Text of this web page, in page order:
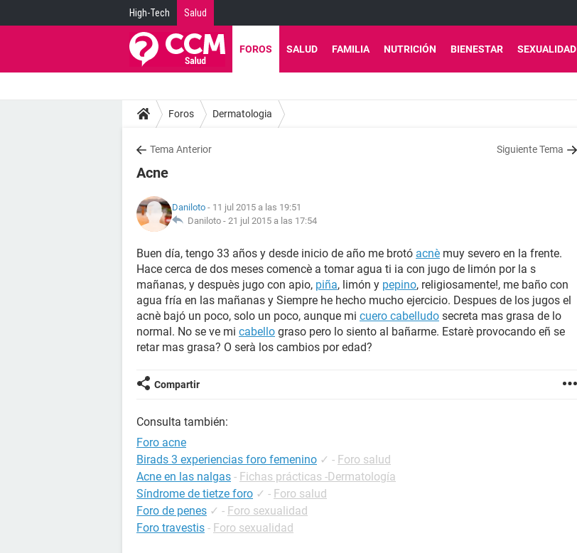
High-Tech Salud
FOROS SALUD FAMILIA NUTRICIÓN BIENESTAR SEXUALIDAD
Foros Dermatologia
Tema Anterior Siguiente Tema
Acne
Daniloto - 11 jul 2015 a las 19:51
Daniloto - 21 jul 2015 a las 17:54
Buen día, tengo 33 años y desde inicio de año me brotó acnè muy severo en la frente.
Hace cerca de dos meses comencè a tomar agua ti ia con jugo de limón por la s
mañanas, y despuès jugo con apio, piña, limón y pepino, religiosamente!, me baño con
agua fría en las mañanas y Siempre he hecho mucho ejercicio. Despues de los jugos el
acnè bajó un poco, solo un poco, aunque mi cuero cabelludo secreta mas grasa de lo
normal. No se ve mi cabello graso pero lo siento al bañarme. Estarè provocando eñ se
retar mas grasa? O serà los cambios por edad?
Compartir
Consulta también:
Foro acne
Birads 3 experiencias foro femenino ✓ - Foro salud
Acne en las nalgas - Fichas prácticas -Dermatología
Síndrome de tietze foro ✓ - Foro salud
Foro de penes ✓ - Foro sexualidad
Foro travestis - Foro sexualidad